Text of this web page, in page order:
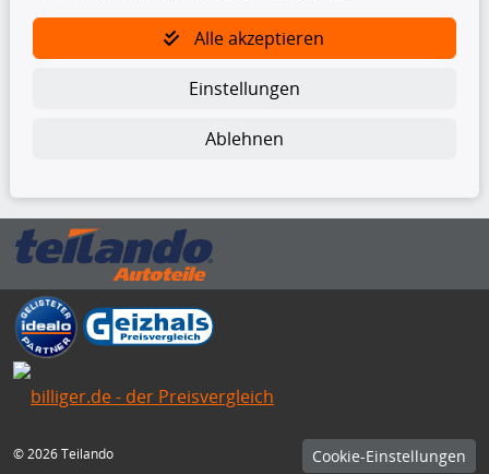
TecDoc Inside
vorherige Zustimmung von TecDoc zu vervielfältigen, zu verbreiten
und/oder diese Handlungen durch Dritte ausführen zu lassen. Ein
Zuwiderhandeln stellt eine Urheberrechtsverletzung dar und wird verfolgt.
Bitte prüfen Sie, ob das über unseren Onlineshop identifizierte Ersatzteil
auch tatsächlich dem gesuchten Ersatzteil entspricht.
Gegebenenfalls sind ergänzende Informationen notwendig, um
sicherzustellen, dass das gewählte Ersatzteil auch in das gewünschte
Kraftfahrzeug passt.
Für Fragen stehen wir Ihnen gerne zur Verfügung.
© 2026 Teilando
Cookie-Einstellungen
Alle akzeptieren
Einstellungen
Ablehnen